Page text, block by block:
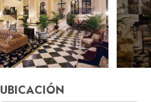
UBICACIÓN